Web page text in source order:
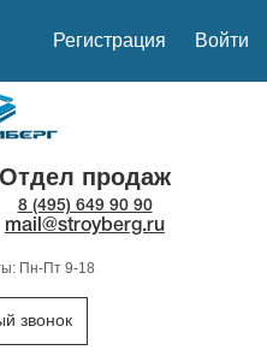
Регистрация Войти
Отдел продаж
8 (495) 649 90 90
mail@stroyberg.ru
Пн-Пт 9-18
звонок